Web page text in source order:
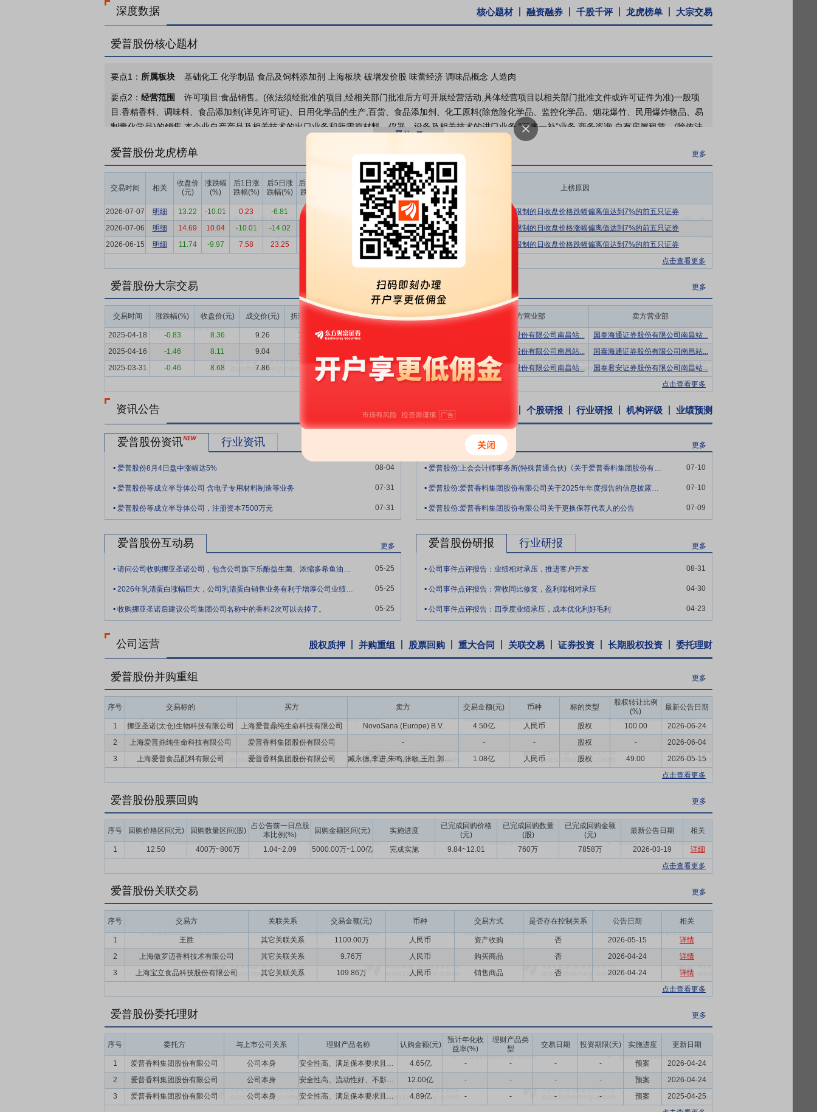
2026年06月25日公布2025年年报分红，股权登记日：2026年06月30日；除权除息日：2026年07月01日；分配方案：10派1.00元(含税,扣税后0.90元)[正式]
深度数据 核心题材 融资融券 千股千评 龙虎榜单 大宗交易
爱普股份核心题材
要点1： 所属板块 基础化工 化学制品 食品及饲料添加剂 上海板块 破增发价股 味蕾经济 调味品概念 人造肉
要点2： 经营范围
许可项目:食品销售。(依法须经批准的项目,经相关部门批准后方可开展经营活动,具体经营项目以相关部门批准文件或许可证件为准)一般项
目:香精香料、调味料、食品添加剂(详见许可证)、日用化学品的生产,百货、食品添加剂、化工原料(除危险化学品、监控化学品、烟花爆竹、民用爆炸物品、易
制毒化学品)的销售,本企业自产产品及相关技术的出口业务和所需原材料、仪器、设备及相关技术的进口业务,“三来一补”业务,商务咨询,自有房屋租赁。(除依法
香精、香料和食品配料的研发、制造和销售及食品配料贸易
公司主营业务为香精、香料和食品配料的研发、制造和销售及食品配料贸易。主要产品包
括：香精（含食用香精和日用香精）、香料（含合成香料和天然香料）、食品配料（主要包括工业巧克力），同时经营国际知名品牌的乳制品（主要包括奶粉、
黄油、奶酪、稀奶油、乳铁蛋白、乳清蛋白、牛奶蛋白等）等食品配料进口贸易业务。
要点4：香料香精行业
据中国香料香精化妆品工业协会产业研究中心数据，2024年，我国香料香精市场规模达465亿元，较上年同比增长5.9%，行业整体保持
稳健发展态势；全年总产量为63.3万吨，其中细分品类表现清晰，香料产量24.5万吨，对应销售额186亿元；香精产量38.8万吨，销售额279亿元，香精品类在
产量与销售额上均占据行业主导地位。未来，在中国经济持续增长、内部需求不断扩大的环境下，国内香料香精行业在企业规模、产品质量和销售额等各方面均
将保持稳定提升。
自动化制造等方面尚存在一定差距，中高端、高品质工业巧克力产业仍然落后于下游食品制造企业的需求，需要大量进口。首先，国内现代化食品工业近年来发
展迅速，一批企业已迅速成长为国际或国内领先的食品饮料企业；其次，国外知名食品企业在中国的工厂以及连锁巨头中国门店的工业巧克力需求目前主要依靠
进口满足，为优化产品成本、节省物流时间、实现就地供应，正在积极寻求中国工业巧克力的合格供应商。
要点6：全产业链布局优势
公司是国内领先的香精生产企业，同时经营乳制品、工业巧克力等食品配料，致力于向下游乳品、饮料、休闲零食、烘焙等消费企
业提供“香精+食品配料”的一体化服务，能够快速、敏捷地响应下游客户新品开发、降本增效的定制化需求，为其设计产品风味整体解决方案，优化客户体验，
强化客户粘性。多元化业务也让公司多渠道深入触达客户需求与更多行业动态，更接近下游消费市场，提升公司研发、销售人员对市场的感性认知，有助于提升
公司研发效率和市场开拓能力。同时，全产业链布局经营亦增强了公司对新兴下游领域的快速反应能力以及在长期发展中的抗风险、抗周期能力。
要点7：全自动产线优势
公司全面引入自动化生产线，拥有行业领先的自动化生产水平，帮助公司在品质保障、交付能力、成本控制等方面建立起优势：自动
化产线可降低对生产人员的依赖，通过智能控制系统实现配方的精准控制，标准化生产投料、反应温度、混合时间等参数，实时反映产品质量并快速定位问题，
自动化管道确保封闭生产环境，确保公司生产稳定性和产品品质的一致性；能够提升公司生产效率，缩短生产周期，提高公司产品交付能力，同时亦帮助公司降
低生产成本，提升公司的综合竞争力。
要点8：柔性化生产管理优势
香精生产具有产品种类丰富、多次少量的柔性化生产特点。公司在三十年的经营中积累了丰富的香精生产管理经验，制定了严格
的生产操作流程和品控制度，对原材料到产成品进行全链路质检，先后通过ISO9001、ISO14001、ISO22000、Halal、HACCP等认证，加之全面引入自动化生
生产交付能力，确保产品生产稳定性，降低生产成本，提升公司的综合竞争力。
要点9：研发创新优势
公司持续推进研发体系建设和技术突破，以国内外优秀的专业调香师、工程师为基础，深入推动产学研，专注于提取、合成、调配、应
用、工艺改良等方面的研究。公司拥有原国家人事部批准设立的“博士后科研工作站”，是国家高新技术企业、国家火炬计划重点高新技术企业、上海市创新型企
点新产品”、“国家重点新产品”和“上海市自主创新产品”。目前公司拥有3万多份香精配方，是公司香精产品的技术核心所在和公司竞争力的重要体现。优秀的研
发团队和丰富的配方储备需要长期的人力、物力投入，能有效提升产品开发效率，提高对客户定制化开发需求的响应速度。
研发人员共同组成一支专业的客户服务团队，为下游客户提供及时、精准、快速的服务。凭借丰富的行业经验，公司能够协助客户提升产品认知、获取行业动
态，帮助其优化产品选择、区域规划，优化客户体验，助力客户发展。
要点11：优质客户优势
下游消费领域品牌方为满足消费者的多元化需求通常与公司合作定制开发配方。一旦消费者认可生产出的终端产品，下游生产企业为
保持产品独特的香气以及口感，通常不会轻易更换上游香精供应商，形成固定品牌效应。而且，大型的消费品牌客户对香精香料、食品配料供应商有较为严格的
认证体系，需要较长时间的考察和认证过程，确定合作后在较长时间内会保持稳定。凭借产品的高品质保障、快速研发生产交付能力、有竞争力的成本优势，公
司与下游乳品、饮料、休闲零食、烘焙、日化、烟草等消费领域龙头品牌客户建立起牢固的合作关系。此类客户持续稳定的产品开发和订单需求成为公司业务发
展的基石，推动公司不断提升研发、生产、服务等综合能力，帮助公司保持良性发展循环。
要点12：品牌资源优势
经过三十年的发展，公司已成长为国内香精香料行业知名企业之一，树立了“爱普”品牌在国内香精香料行业的重要地位，是国内最大的
食用香精生产企业之一和名列前茅的香精香料生产企业，是为数不多的能与外资同台竞争的香精香料民族品牌中的一员。“爱普”商标连续多年被认定为上海市著
名商标，2009年被国家工商行政管理总局商标局认定为驰名商标。经过多年积累，“爱普”品牌已在市场中获得较强的品牌力和认可度，帮助公司建立起较强的品
牌竞争力。
要点13：融资渠道优势
香精香料、食品配料行业在原料储备、设备投建、研发创新、营销网络与市场推广等方面都需要较大的资金投入，具有较高的资金门
槛。公司自2015年上市以来始终保持稳健的经营战略，资产负债率较低，偿债能力较强，相比于未上市的行业内竞争对手，具备更强的融资能力，在不断发展
变化的市场环境中更有能力把握业务机会，有助于提升公司综合竞争力，促进业务发展。
2023年3月10日公司对外公告,爱普香料集团股份有限公司(以下简称“爱普股份”、“公司”)于 2023年 3 月 7 日召开公司
第五届董事会第五次会议和第五届监事会第三次会议,审议通过了《关于出售控股子公司股权暨签署股权转让协议的议案》。爱普股份就出售所持比欧(浙江)食品
以及浙江比欧按照协议约定向爱普股份偿还的债务本金人民币 4,450 万元及相应利息;浙江比欧已完成本次股权转让的工商变更登记手续。
爱普股份龙虎榜单 更多
交易时间 相关
收盘价
(元)
涨跌幅
(%)
后1日涨
跌幅(%)
后5日涨
跌幅(%)
后10日涨
跌幅(%)
部买入合
上榜营业
部卖出合
计(万)
上榜营业
部买卖净
额合计(万)
上榜原因
2026-07-07 明细 13.22 -10.01 0.23 -6.81 -24.89 4241.42 6820.47 -2579.05
有价格涨跌幅限制的日收盘价格跌幅偏离值达到7%的前五只证券
2026-07-06
明细 14.69 10.04 -10.01 -14.02 4757.95 4782.41 -24.46
有价格涨跌幅限制的日收盘价格涨幅偏离值达到7%的前五只证券
2026-06-15
明细 11.74 -9.97 7.58 23.25 6016.61 323.24
有价格涨跌幅限制的日收盘价格跌幅偏离值达到7%的前五只证券
点击查看更多
爱普股份大宗交易 更多
交易时间 涨跌幅(%) 收盘价(元) 成交价(元) 折溢率(%) 成交量(万股) 成交额(万元)
成交额/流通
市值(%)
买方营业部 卖方营业部
2025-04-18 -0.83 8.36 9.26 10.77 60.00 国泰海通证券股份有限公司南昌站...
国泰海通证券股份有限公司南昌站...
2025-04-16
-1.46 8.11 9.04 11.47 国泰海通证券股份有限公司南昌站...
国泰海通证券股份有限公司南昌站...
2025-03-31
-0.46 8.68 7.86 -9.45 30.00 235.80 0.07% 国泰君安证券股份有限公司南昌站...
国泰君安证券股份有限公司南昌站...
点击查看更多
资讯公告 个股资讯 行业资讯 公告 个股研报 行业研报 机构评级 业绩预测
爱普股份资讯 行业资讯
. 爱普股份8月4日盘中涨幅达5% 08-04
. 爱普股份等成立半导体公司 含电子专用材料制造等业务 07-31
. 爱普股份等成立半导体公司，注册资本7500万元 07-31
爱普股份公告 更多
. 爱普股份:上会会计师事务所(特殊普通合伙)《关于爱普香料集团股份有限公司2025年年度报告的信息披露监管问询函》的回复 07-10
. 爱普股份:爱普香料集团股份有限公司关于2025年年度报告的信息披露监管问询函的回复公告 07-10
. 爱普股份:爱普香料集团股份有限公司关于更换保荐代表人的公告 07-09
爱普股份互动易 更多
. 请问公司收购挪亚圣诺公司，包含公司旗下乐酚益生菌、浓缩多希鱼油、乐酚鱼油胶囊、分 05-25
. 2026年乳清蛋白涨幅巨大，公司乳清蛋白销售业务有利于增厚公司业绩吗？ 05-25
. 收购挪亚圣诺后建议公司集团公司名称中的香料2次可以去掉了。 05-25
爱普股份研报 行业研报 更多
. 公司事件点评报告：业绩相对承压，推进客户开发 08-31
. 公司事件点评报告：营收同比修复，盈利端相对承压 04-30
. 公司事件点评报告：四季度业绩承压，成本优化利好毛利 04-23
公司运营 股权质押 并购重组 股票回购 重大合同 关联交易 证券投资 长期股权投资 委托理财
爱普股份并购重组 更多
序号 交易标的 买方 卖方 交易金额(元) 币种 标的类型
股权转让比例
(%)
最新公告日期
1 挪亚圣诺(太仓)生物科技有限公司 上海爱普鼎纯生命科技有限公司 NovoSana (Europe) B.V. 4.50亿 人民币 股权 100.00
2026-06-24
2
上海爱普鼎纯生命科技有限公司 爱普香料集团股份有限公司 - - - 股权 -
2026-06-04
3
上海爱普食品配料有限公司 爱普香料集团股份有限公司 臧永德,李进,朱鸣,张敏,王胜,郭英哲 1.08亿 人民币 股权 49.00
2026-05-15
点击查看更多
爱普股份股票回购 更多
序号 回购价格区间(元) 回购数量区间(股)
占公告前一日总股
本比例(%)
回购金额区间(元) 实施进度
已完成回购价格
(元)
已完成回购数量
(股)
已完成回购金额
(元)
最新公告日期 相关
1 12.50 400万~800万 1.04~2.09 5000.00万~1.00亿 完成实施 9.84~12.01 760万 7858万 2026-03-19
详细
点击查看更多
爱普股份关联交易 更多
序号 交易方 关联关系 交易金额(元) 币种 交易方式 是否存在控制关系 公告日期 相关
1 王胜 其它关联关系 1100.00万 人民币 资产收购 否 2026-05-15
详情
2
上海傲罗迈香料技术有限公司 其它关联关系 9.76万 人民币 购买商品 否 2026-04-24
详情
3
上海宝立食品科技股份有限公司 其它关联关系 109.86万 人民币 销售商品 否 2026-04-24
详情
点击查看更多
爱普股份委托理财 更多
序号 委托方 与上市公司关系 理财产品名称 认购金额(元)
预计年化收
益率(%)
理财产品类
型
交易日期 投资期限(天) 实施进度 更新日期
1 爱普香料集团股份有限公司 公司本身 安全性高、满足保本要求且流动性好、不影响募集资金投资项目正常实施的投资产品 4.65亿 - - - - 预案
2026-04-24
2
爱普香料集团股份有限公司 公司本身 安全性高、流动性好、不影响公司正常经营的投资产品,包括但不限于结构性存款以及其他低风险型理财产品 12.00亿 - - - - 预案
2026-04-24
3
爱普香料集团股份有限公司 公司本身 安全性高、满足保本要求且流动性好、不影响募集资金投资项目正常实施的投资产品 4.89亿 - - - - 预案
2025-04-25